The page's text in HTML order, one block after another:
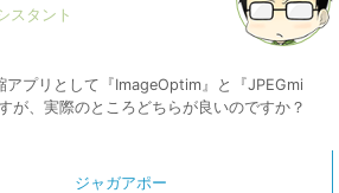
アプリとして『ImageOptim』と『JPEGmi
が、実際のところどちらが良いのですか？
ジャガアポー